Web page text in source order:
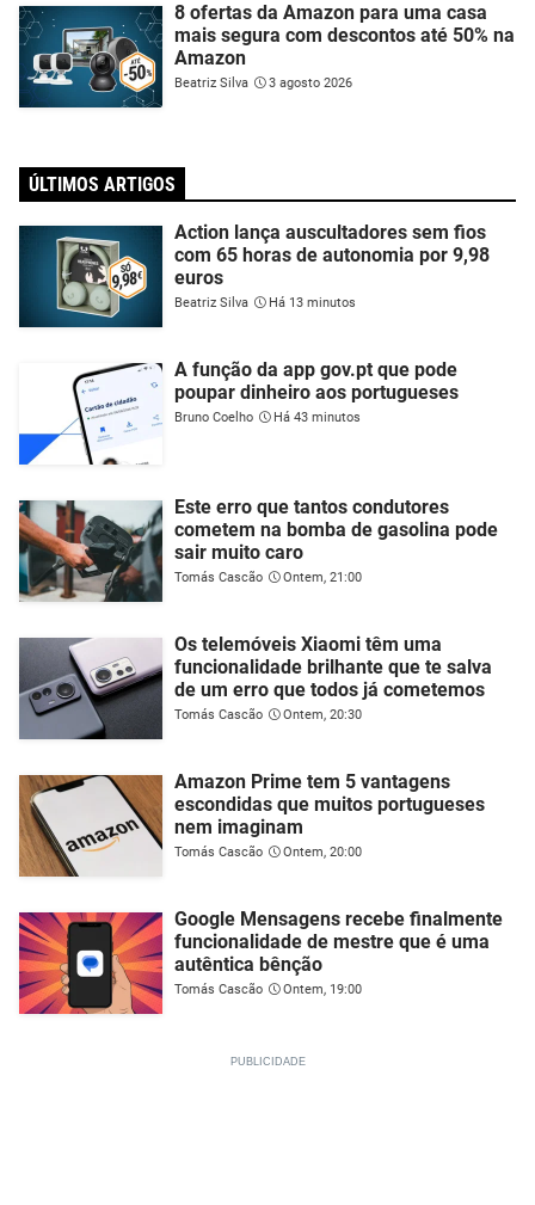
8 ofertas da Amazon para uma casa
mais segura com descontos até 50% na
Amazon
Beatriz Silva 3 agosto 2026
ÚLTIMOS ARTIGOS
Action lança auscultadores sem fios
com 65 horas de autonomia por 9,98
euros
Beatriz Silva Há 13 minutos
A função da app gov.pt que pode
poupar dinheiro aos portugueses
Bruno Coelho Há 43 minutos
Este erro que tantos condutores
cometem na bomba de gasolina pode
sair muito caro
Tomás Cascão Ontem, 21:00
Os telemóveis Xiaomi têm uma
funcionalidade brilhante que te salva
de um erro que todos já cometemos
Tomás Cascão Ontem, 20:30
Amazon Prime tem 5 vantagens
escondidas que muitos portugueses
nem imaginam
Tomás Cascão Ontem, 20:00
Google Mensagens recebe finalmente
funcionalidade de mestre que é uma
autêntica bênção
Tomás Cascão Ontem, 19:00